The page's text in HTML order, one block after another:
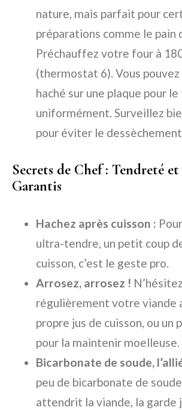
nature, mais parfait pour
préparations comme le pain
Préchauffez votre four à
(thermostat 6). Vous
haché sur une plaque pour
uniformément. Surveillez
pour éviter le
Secrets de Chef : Tendreté
Garantis
Hachez après cuisson :
ultra-tendre, un petit coup
cuisson, c’est le geste pro.
Arrosez, arrosez !
régulièrement votre viande
propre jus de cuisson, ou un
pour la maintenir moelleuse.
Bicarbonate de soude,
peu de bicarbonate de
attendrit la viande, la garde